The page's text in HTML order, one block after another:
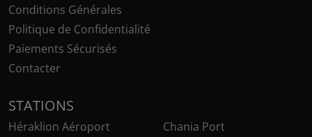
Conditions Générales
Politique de Confidentialité
Paiements Sécurisés
Contacter
STATIONS
Héraklion Aéroport
Chania Port